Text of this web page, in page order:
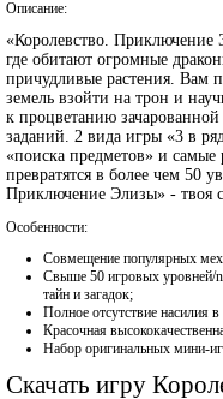
Описание:
«Королевство. Приключение
где обитают огромные
причудливые растения. Вам
земель взойти на трон и
к процветанию
заданий. 2 вида игры «3 в
«поиска предметов» и
превратятся в более чем 50
Приключение Элизы» - твоя
Особенности:
Совмещение популярных
Свыше 50 игровых уровней/
тайн и загадок;
Полное отсутствие насилия в
Красочная
Набор оригинальных мини-
Скачать игру